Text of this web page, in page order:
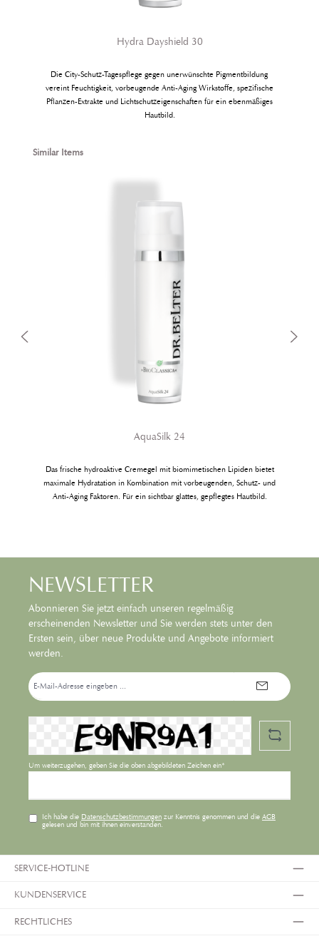
Hydra Dayshield 30
Die City-Schutz-Tagespflege gegen unerwünschte Pigmentbildung
vereint Feuchtigkeit, vorbeugende Anti-Aging Wirkstoffe, spe­zifische
Pflanzen-Extrakte und Lichtschutzeigenschaften für ein ebenmäßiges
Hautbild.
Produktgalerie überspringen
Similar Items
AquaSilk 24
Das frische hydroaktive Cremegel mit biomimetischen Lipiden bietet
maximale Hydratation in Kombination mit vorbeugenden, Schutz- und
Anti-Aging Faktoren. Für ein sichtbar glattes, gepflegtes Hautbild.
NEWSLETTER
Abonnieren Sie jetzt einfach unseren regelmäßig
erscheinenden Newsletter und Sie werden stets unter den
Ersten sein, über neue Produkte und Angebote informiert
werden.
E-
Mail-
Adresse*
Um weiterzugehen, geben Sie die oben abgebildeten Zeichen ein*
Ich habe die Datenschutzbestimmungenzur Kenntnis genommen und die AGB
gelesen und bin mit ihnen einverstanden.
SERVICE-HOTLINE
KUNDENSERVICE
RECHTLICHES